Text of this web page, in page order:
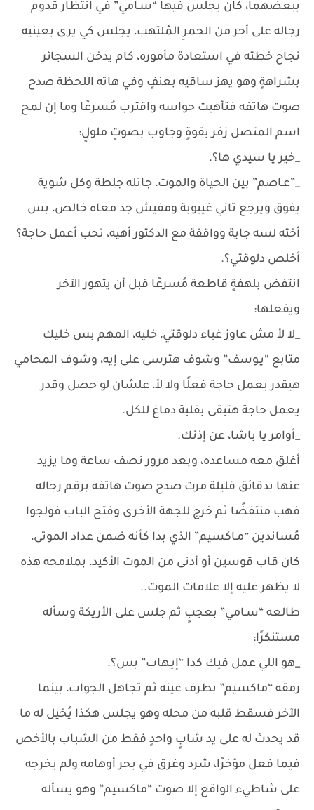
ببعضهما، كان يجلس فيها “سـامي” في انتظار قدوم
رجاله على أحر من الجمرِ المُلتهب، يجلس كي يرى بعينيه
نجاح خطته في استعادة مأموره، كام يدخن السجائر
بشراهةٍ وهو يهز ساقيه بعنفٍ وفي هاته اللحظة صدح
صوت هاتفه فتأهبت حواسه واقترب مُسرعًا وما إن لمح
اسم المتصل زفر بقوةٍ وجاوب بصوتٍ ملولٍ:
_خير يا سيدي ها؟.
_”عـاصم” بين الحياة والموت، جاتله جلطة وكل شوية
يفوق ويرجع تاني غيبوبة ومفيش جد معاه خالص، بس
أخته لسه جاية وواقفة مع الدكتور أهيه، تحب أعمل حاجة؟
أخلص دلوقتي؟.
انتفض بلهفةٍ قاطعة مُسرعًا قبل أن يتهور الآخر
ويفعلها:
_لا لأ مش عاوز غباء دلوقتي، خليه، المهم بس خليك
متابع “يـوسف” وشوف هترسى على إيه، وشوف المحامي
هيقدر يعمل حاجة فعلًا ولا لأ، علشان لو حصل وقدر
يعمل حاجة هتبقى بقلبة دماغ للكل.
_أوامر يا باشا، عن إذنك.
أغلق معه مساعده، وبعد مرور نصف ساعة وما يزيد
عنها بدقائق قليلة مرت صدح صوت هاتفه برقم رجاله
فهب منتفضًا ثم خرج للجهة الأخرى وفتح الباب فولجوا
مُساندين “مـاكسيم” الذي بدا كأنه ضمن عداد الموتى،
كان قاب قوسين أو أدنىٰ من الموت الأكيد، بملامحه هذه
لا يظهر عليه إلا علامات الموت..
طالعه “سـامي” بعجبٍ ثم جلس على الأريكة وسأله
مستنكرًا:
_هو اللي عمل فيك كدا “إيـهاب” بس؟.
رمقه “ماكسيم” بطرف عينه ثم تجاهل الجواب، بينما
الآخر فسقط قلبه من محله وهو يجلس هكذا يُخيل له ما
قد يحدث له على يد شابٍ واحدٍ فقط من الشباب بالأخص
فيما فعل مؤخرًا، شرد وغرق في بحر أوهامه ولم يخرجه
على شاطيء الواقع إلا صوت “ماكسيم” وهو يسأله